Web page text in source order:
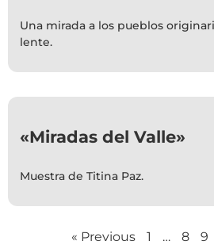
Una mirada a los pueblos
lente.
«Miradas del Valle»
Muestra de Titina Paz.
« Previous 1 … 8 9